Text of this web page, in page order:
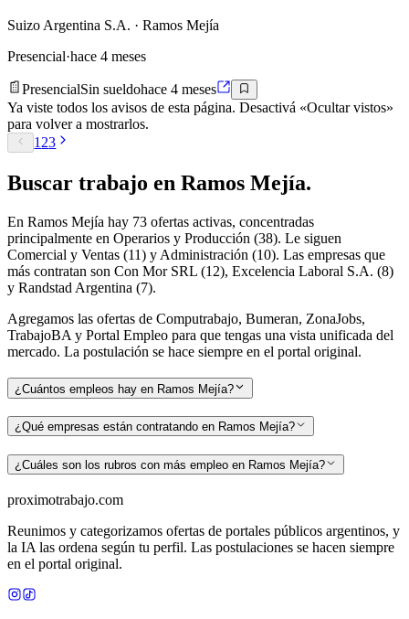
Suizo Argentina S.A. · Ramos Mejía
Presencial·hace 4 meses
PresencialSin sueldohace 4 meses
Ya viste todos los avisos de esta página. Desactivá «Ocultar vistos»
para volver a mostrarlos.
1 23
Buscar trabajo en Ramos Mejía.
En Ramos Mejía hay 73 ofertas activas, concentradas
principalmente en Operarios y Producción (38). Le siguen
Comercial y Ventas (11) y Administración (10). Las empresas que
más contratan son Con Mor SRL (12), Excelencia Laboral S.A. (8)
y Randstad Argentina (7).
Agregamos las ofertas de Computrabajo, Bumeran, ZonaJobs,
TrabajoBA y Portal Empleo para que tengas una vista unificada del
mercado. La postulación se hace siempre en el portal original.
¿Cuántos empleos hay en Ramos Mejía?
¿Qué empresas están contratando en Ramos Mejía?
¿Cuáles son los rubros con más empleo en Ramos Mejía?
proximotrabajo.com
Reunimos y categorizamos ofertas de portales públicos argentinos, y
la IA las ordena según tu perfil. Las postulaciones se hacen siempre
en el portal original.